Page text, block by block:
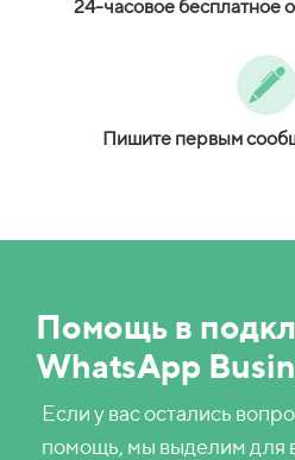
24-часовое бесплатное
Пишите первым
Помощь в
WhatsApp
Если у вас остались
помощь, мы выделим для